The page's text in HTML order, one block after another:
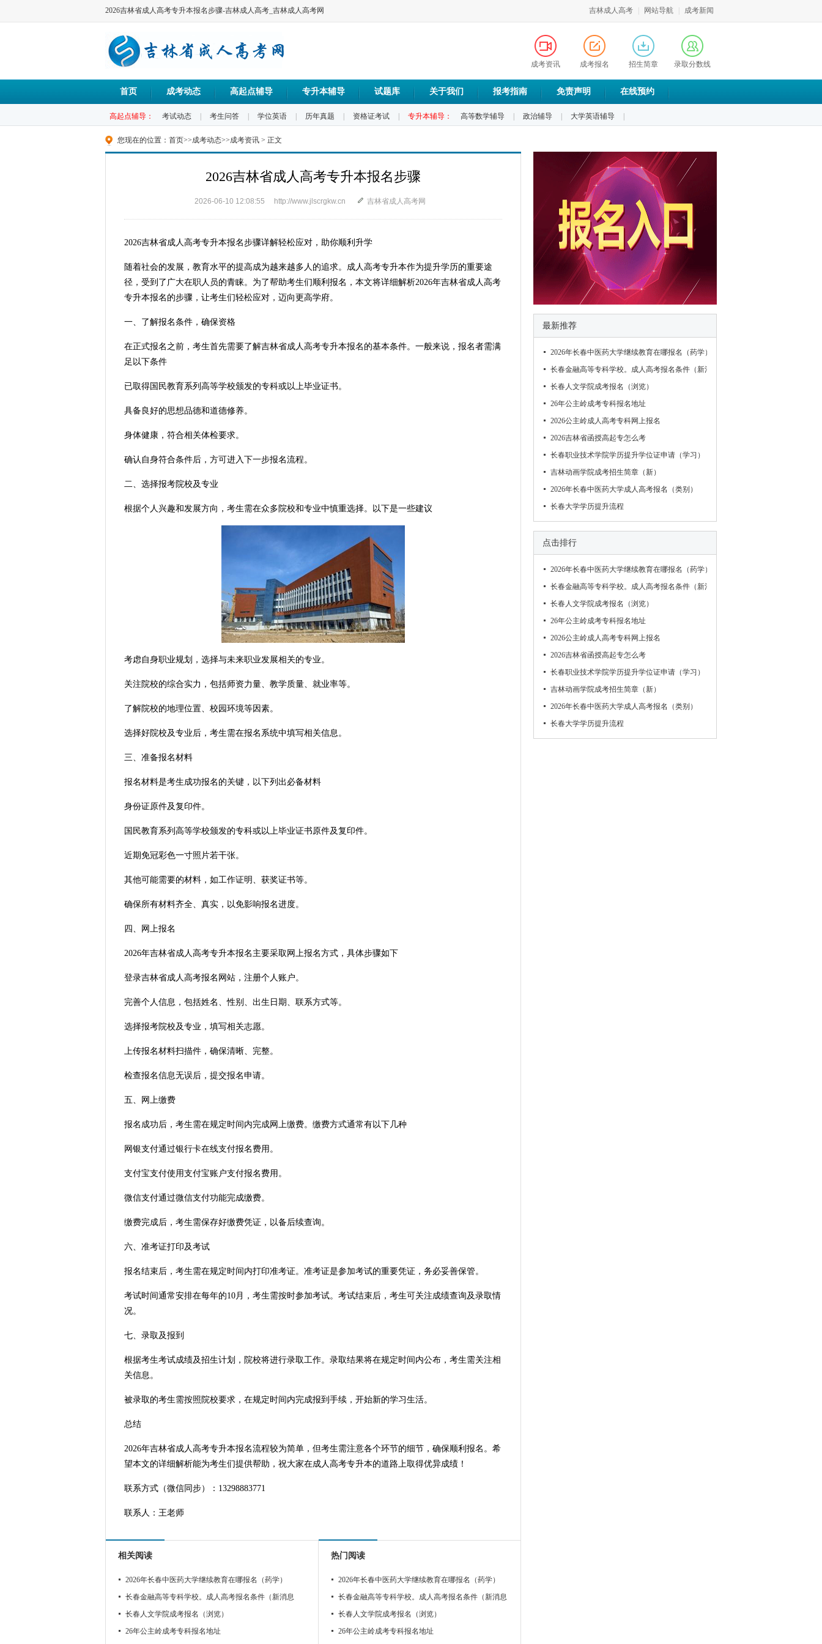
2026吉林省成人高考专升本报名步骤-吉林成人高考_吉林成人高考网 吉林成人高考 网站导航 成考新闻
成考资讯 成考报名 招生简章 录取分数线
首页 成考动态 高起点辅导 专升本辅导 试题库 关于我们 报考指南 免责声明 在线预约
高起点辅导： 考试动态 考生问答 学位英语 历年真题 资格证考试 专升本辅导： 高等数学辅导 政治辅导 大学英语辅导
您现在的位置： 首页>>成考动态>>成考资讯 > 正文
2026吉林省成人高考专升本报名步骤
2026-06-10 12:08:55 http://www.jlscrgkw.cn 吉林省成人高考网
2026吉林省成人高考专升本报名步骤详解轻松应对，助你顺利升学
随着社会的发展，教育水平的提高成为越来越多人的追求。成人高考专升本作为提升学历的重要途
径，受到了广大在职人员的青睐。为了帮助考生们顺利报名，本文将详细解析2026年吉林省成人高考
专升本报名的步骤，让考生们轻松应对，迈向更高学府。
一、了解报名条件，确保资格
在正式报名之前，考生首先需要了解吉林省成人高考专升本报名的基本条件。一般来说，报名者需满
足以下条件
已取得国民教育系列高等学校颁发的专科或以上毕业证书。
具备良好的思想品德和道德修养。
身体健康，符合相关体检要求。
确认自身符合条件后，方可进入下一步报名流程。
二、选择报考院校及专业
根据个人兴趣和发展方向，考生需在众多院校和专业中慎重选择。以下是一些建议
考虑自身职业规划，选择与未来职业发展相关的专业。
关注院校的综合实力，包括师资力量、教学质量、就业率等。
了解院校的地理位置、校园环境等因素。
选择好院校及专业后，考生需在报名系统中填写相关信息。
三、准备报名材料
报名材料是考生成功报名的关键，以下列出必备材料
身份证原件及复印件。
国民教育系列高等学校颁发的专科或以上毕业证书原件及复印件。
近期免冠彩色一寸照片若干张。
其他可能需要的材料，如工作证明、获奖证书等。
确保所有材料齐全、真实，以免影响报名进度。
四、网上报名
2026年吉林省成人高考专升本报名主要采取网上报名方式，具体步骤如下
登录吉林省成人高考报名网站，注册个人账户。
完善个人信息，包括姓名、性别、出生日期、联系方式等。
选择报考院校及专业，填写相关志愿。
上传报名材料扫描件，确保清晰、完整。
检查报名信息无误后，提交报名申请。
五、网上缴费
报名成功后，考生需在规定时间内完成网上缴费。缴费方式通常有以下几种
网银支付通过银行卡在线支付报名费用。
支付宝支付使用支付宝账户支付报名费用。
微信支付通过微信支付功能完成缴费。
缴费完成后，考生需保存好缴费凭证，以备后续查询。
六、准考证打印及考试
报名结束后，考生需在规定时间内打印准考证。准考证是参加考试的重要凭证，务必妥善保管。
考试时间通常安排在每年的10月，考生需按时参加考试。考试结束后，考生可关注成绩查询及录取情
况。
七、录取及报到
根据考生考试成绩及招生计划，院校将进行录取工作。录取结果将在规定时间内公布，考生需关注相
关信息。
被录取的考生需按照院校要求，在规定时间内完成报到手续，开始新的学习生活。
总结
2026年吉林省成人高考专升本报名流程较为简单，但考生需注意各个环节的细节，确保顺利报名。希
望本文的详细解析能为考生们提供帮助，祝大家在成人高考专升本的道路上取得优异成绩！
联系方式（微信同步）：13298883771
联系人：王老师
相关阅读
2026年长春中医药大学继续教育在哪报名（药学）
长春金融高等专科学校。成人高考报名条件（新消息）
长春人文学院成考报名（浏览）
26年公主岭成考专科报名地址
热门阅读
2026年长春中医药大学继续教育在哪报名（药学）
长春金融高等专科学校。成人高考报名条件（新消息）
长春人文学院成考报名（浏览）
26年公主岭成考专科报名地址
最新推荐
2026年长春中医药大学继续教育在哪报名（药学）
长春金融高等专科学校。成人高考报名条件（新消息）
长春人文学院成考报名（浏览）
26年公主岭成考专科报名地址
2026公主岭成人高考专科网上报名
2026吉林省函授高起专怎么考
长春职业技术学院学历提升学位证申请（学习）
吉林动画学院成考招生简章（新）
2026年长春中医药大学成人高考报名（类别）
长春大学学历提升流程
点击排行
2026年长春中医药大学继续教育在哪报名（药学）
长春金融高等专科学校。成人高考报名条件（新消息）
长春人文学院成考报名（浏览）
26年公主岭成考专科报名地址
2026公主岭成人高考专科网上报名
2026吉林省函授高起专怎么考
长春职业技术学院学历提升学位证申请（学习）
吉林动画学院成考招生简章（新）
2026年长春中医药大学成人高考报名（类别）
长春大学学历提升流程